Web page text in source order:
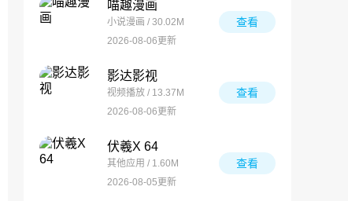
喵趣漫画
小说漫画 / 30.02M
2026-08-06更新
查看
影达影视
视频播放 / 13.37M
2026-08-06更新
查看
伏羲X 64
其他应用 / 1.60M
2026-08-05更新
查看